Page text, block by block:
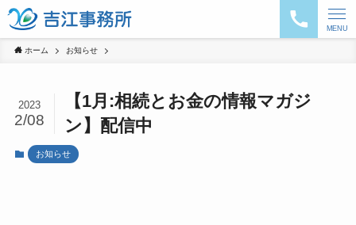
MENU
ホーム お知らせ
【1月:相続とお金の情報マガジ
ン】配信中
2023
2/08
お知らせ